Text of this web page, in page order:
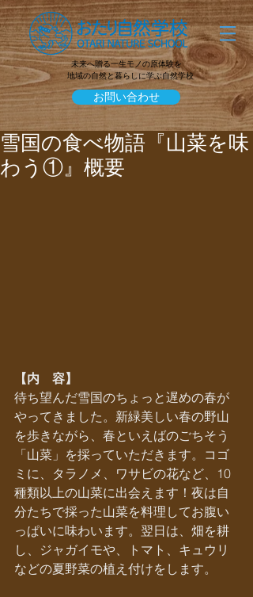
未来へ贈る一生モノの原体験を
地域の自然と暮らしに学ぶ自然学校
お問い合わせ
雪国の食べ物語『山菜を味
わう①』概要
【内　容】
待ち望んだ雪国のちょっと遅めの春が
やってきました。新緑美しい春の野山
を歩きながら、春といえばのごちそう
「山菜」を採っていただきます。コゴ
ミに、タラノメ、ワサビの花など、10
種類以上の山菜に出会えます！夜は自
分たちで採った山菜を料理してお腹い
っぱいに味わいます。翌日は、畑を耕
し、ジャガイモや、トマト、キュウリ
などの夏野菜の植え付けをします。